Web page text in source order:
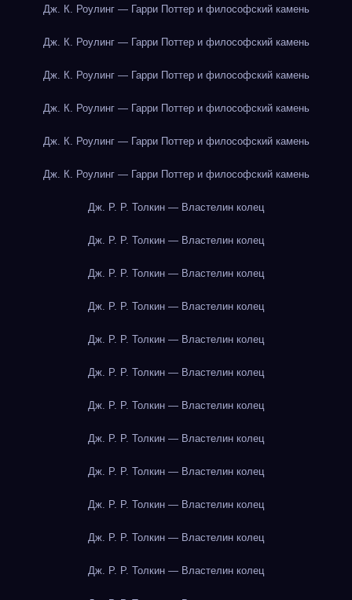
Дж. К. Роулинг — Гарри Поттер и философский камень
Дж. К. Роулинг — Гарри Поттер и философский камень
Дж. К. Роулинг — Гарри Поттер и философский камень
Дж. К. Роулинг — Гарри Поттер и философский камень
Дж. К. Роулинг — Гарри Поттер и философский камень
Дж. К. Роулинг — Гарри Поттер и философский камень
Дж. Р. Р. Толкин — Властелин колец
Дж. Р. Р. Толкин — Властелин колец
Дж. Р. Р. Толкин — Властелин колец
Дж. Р. Р. Толкин — Властелин колец
Дж. Р. Р. Толкин — Властелин колец
Дж. Р. Р. Толкин — Властелин колец
Дж. Р. Р. Толкин — Властелин колец
Дж. Р. Р. Толкин — Властелин колец
Дж. Р. Р. Толкин — Властелин колец
Дж. Р. Р. Толкин — Властелин колец
Дж. Р. Р. Толкин — Властелин колец
Дж. Р. Р. Толкин — Властелин колец